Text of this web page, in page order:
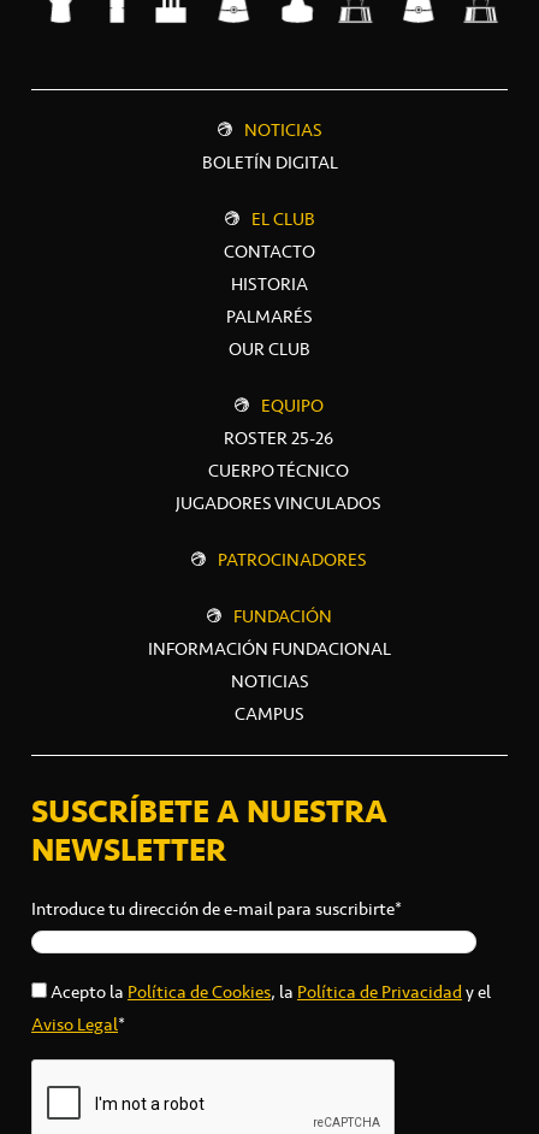
NOTICIAS
BOLETÍN DIGITAL
EL CLUB
CONTACTO
HISTORIA
PALMARÉS
OUR CLUB
EQUIPO
ROSTER 25-26
CUERPO TÉCNICO
JUGADORES VINCULADOS
PATROCINADORES
FUNDACIÓN
INFORMACIÓN FUNDACIONAL
NOTICIAS
CAMPUS
SUSCRÍBETE A NUESTRA
NEWSLETTER
Introduce tu dirección de e-mail para suscribirte*
Acepto laPolítica de Cookies, laPolítica de Privacidady el
Aviso Legal*